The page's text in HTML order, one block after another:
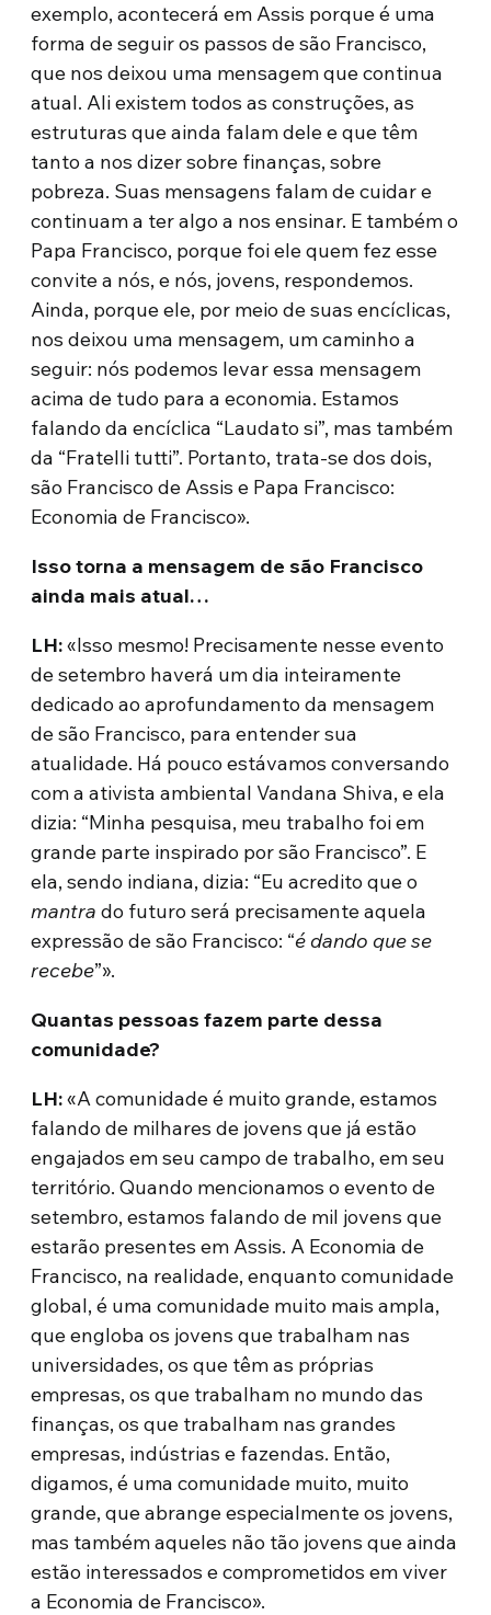
exemplo, acontecerá em Assis porque é uma
forma de seguir os passos de são Francisco,
que nos deixou uma mensagem que continua
atual. Ali existem todos as construções, as
estruturas que ainda falam dele e que têm
tanto a nos dizer sobre finanças, sobre
pobreza. Suas mensagens falam de cuidar e
continuam a ter algo a nos ensinar. E também o
Papa Francisco, porque foi ele quem fez esse
convite a nós, e nós, jovens, respondemos.
Ainda, porque ele, por meio de suas encíclicas,
nos deixou uma mensagem, um caminho a
seguir: nós podemos levar essa mensagem
acima de tudo para a economia. Estamos
falando da encíclica “Laudato si”, mas também
da “Fratelli tutti”. Portanto, trata-se dos dois,
são Francisco de Assis e Papa Francisco:
Economia de Francisco».
Isso torna a mensagem de são Francisco
ainda mais atual…
LH:«Isso mesmo! Precisamente nesse evento
de setembro haverá um dia inteiramente
dedicado ao aprofundamento da mensagem
de são Francisco, para entender sua
atualidade. Há pouco estávamos conversando
com a ativista ambiental Vandana Shiva, e ela
dizia: “Minha pesquisa, meu trabalho foi em
grande parte inspirado por são Francisco”. E
ela, sendo indiana, dizia: “Eu acredito que o
mantra do futuro será precisamente aquela
expressão de são Francisco: “é dando que se
recebe”».
Quantas pessoas fazem parte dessa
comunidade?
LH:«A comunidade é muito grande, estamos
falando de milhares de jovens que já estão
engajados em seu campo de trabalho, em seu
território. Quando mencionamos o evento de
setembro, estamos falando de mil jovens que
estarão presentes em Assis. A Economia de
Francisco, na realidade, enquanto comunidade
global, é uma comunidade muito mais ampla,
que engloba os jovens que trabalham nas
universidades, os que têm as próprias
empresas, os que trabalham no mundo das
finanças, os que trabalham nas grandes
empresas, indústrias e fazendas. Então,
digamos, é uma comunidade muito, muito
grande, que abrange especialmente os jovens,
mas também aqueles não tão jovens que ainda
estão interessados e comprometidos em viver
a Economia de Francisco».